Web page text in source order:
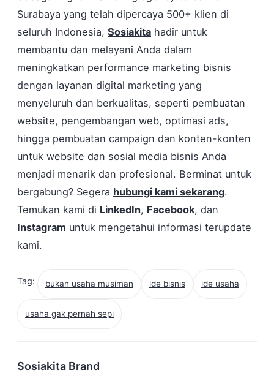
Surabaya yang telah dipercaya 500+ klien di
seluruh Indonesia, Sosiakita hadir untuk
membantu dan melayani Anda dalam
meningkatkan performance marketing bisnis
dengan layanan digital marketing yang
menyeluruh dan berkualitas, seperti pembuatan
website, pengembangan web, optimasi ads,
hingga pembuatan campaign dan konten-konten
untuk website dan sosial media bisnis Anda
menjadi menarik dan profesional. Berminat untuk
bergabung? Segera hubungi kami sekarang.
Temukan kami di LinkedIn, Facebook, dan
Instagram untuk mengetahui informasi terupdate
kami.
Tag: bukan usaha musiman ide bisnis ide usaha
usaha gak pernah sepi
Sosiakita Brand